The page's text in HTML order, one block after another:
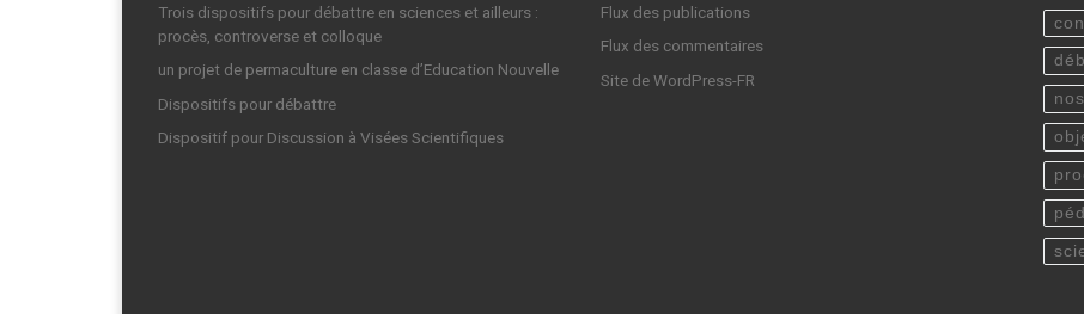
Trois dispositifs pour débattre en sciences et ailleurs :
procès, controverse et colloque
un projet de permaculture en classe d’Education Nouvelle
Dispositifs pour débattre
Dispositif pour Discussion à Visées Scientifiques
Flux des publications
Flux des commentaires
Site de WordPress-FR